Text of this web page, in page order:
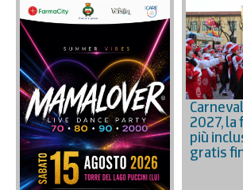
2027,
più
gratis